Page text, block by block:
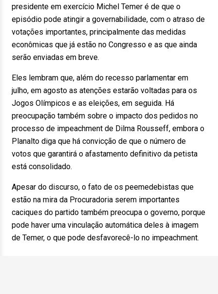
presidente em exercício Michel Temer é de que o
episódio pode atingir a governabilidade, com o atraso de
votações importantes, principalmente das medidas
econômicas que já estão no Congresso e as que ainda
serão enviadas em breve.
Eles lembram que, além do recesso parlamentar em
julho, em agosto as atenções estarão voltadas para os
Jogos Olímpicos e as eleições, em seguida. Há
preocupação também sobre o impacto dos pedidos no
processo de impeachment de Dilma Rousseff, embora o
Planalto diga que há convicção de que o número de
votos que garantirá o afastamento definitivo da petista
está consolidado.
Apesar do discurso, o fato de os peemedebistas que
estão na mira da Procuradoria serem importantes
caciques do partido também preocupa o governo, porque
pode haver uma vinculação automática deles à imagem
de Temer, o que pode desfavorecê-lo no impeachment.